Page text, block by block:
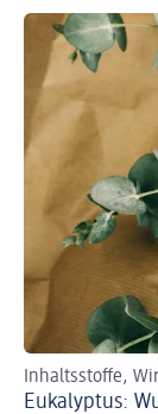
Inhaltsstoffe,
Eukalyptus: